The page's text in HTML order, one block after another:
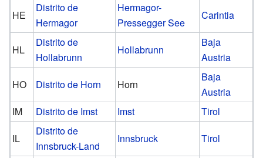
HE
Distrito de
Hermagor
Hermagor-
Pressegger See
Carintia
HL
Distrito de
Hollabrunn
Hollabrunn
Baja
Austria
HO
Distrito de Horn Horn
Baja
Austria
IM
Distrito de Imst Imst
Tirol
IL
Distrito de
Innsbruck-Land
Innsbruck Tirol